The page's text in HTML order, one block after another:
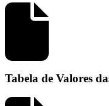
Tabela de Valores